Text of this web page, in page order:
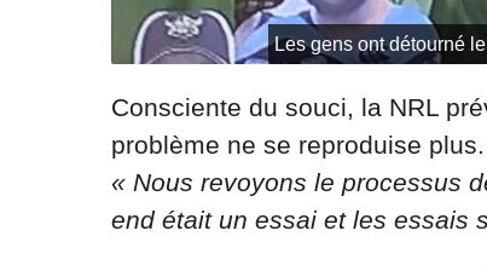
Les gens ont détourné
Consciente du souci, la NRL
problème ne se reproduise
« Nous revoyons le processus
end était un essai et les essais